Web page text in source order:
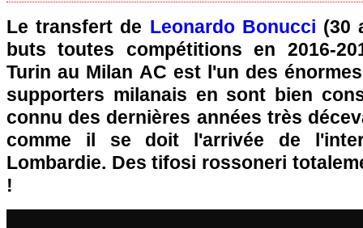
Le transfert de Leonardo Bonucci (30
buts toutes compétitions en 2016-
Turin au Milan AC est l'un des
supporters milanais en sont bien
connu des dernières années très
comme il se doit l'arrivée de
Lombardie. Des tifosi rossoneri
!